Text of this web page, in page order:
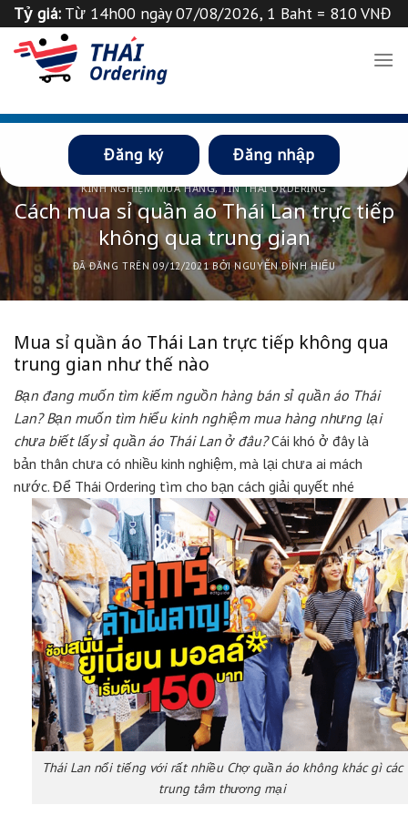
Chuyển
nội
Tỷ giá: Từ 14h00 ngày 07/08/2026, 1 Baht = 810 VNĐ
Tỉ giá 1 ฿=
Đăng ký Đăng nhập
KINH NGHIỆM MUA HÀNG,TIN THÁI ORDERING
Cách mua sỉ quần áo Thái Lan trực tiếp
không qua trung gian
ĐÃ ĐĂNG TRÊN 09/12/2021 BỞINGUYỄN ĐÌNH HIẾU
Mua sỉ quần áo Thái Lan trực tiếp không qua
trung gian như thế nào
Bạn đang muốn tìm kiếm nguồn hàng bán sỉ quần áo Thái
Lan? Bạn muốn tìm hiểu kinh nghiệm mua hàng nhưng lại
chưa biết lấy sỉ quần áo Thái Lan ở đâu?Cái khó ở đây là
bản thân chưa có nhiều kinh nghiệm, mà lại chưa ai mách
nước. Để Thái Ordering tìm cho bạn cách giải quyết nhé
Thái Lan nổi tiếng với rất nhiều Chợ quần áo không khác gì các
trung tâm thương mại